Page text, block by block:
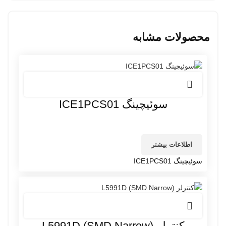
محصولات مشابه
سوئیچینگ ICE1PCS01
اطلاعات بیشتر
سوئیچینگ ICE1PCS01